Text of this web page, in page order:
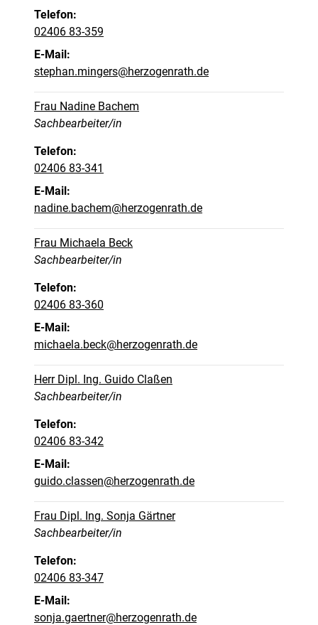
Telefon:
02406 83-359
E-Mail:
stephan.mingers@herzogenrath.de
Frau Nadine Bachem
Position:
Sachbearbeiter/in
Telefon:
02406 83-341
E-Mail:
nadine.bachem@herzogenrath.de
Frau Michaela Beck
Position:
Sachbearbeiter/in
Telefon:
02406 83-360
E-Mail:
michaela.beck@herzogenrath.de
Herr Dipl. Ing. Guido Claßen
Position:
Sachbearbeiter/in
Telefon:
02406 83-342
E-Mail:
guido.classen@herzogenrath.de
Frau Dipl. Ing. Sonja Gärtner
Position:
Sachbearbeiter/in
Telefon:
02406 83-347
E-Mail:
sonja.gaertner@herzogenrath.de